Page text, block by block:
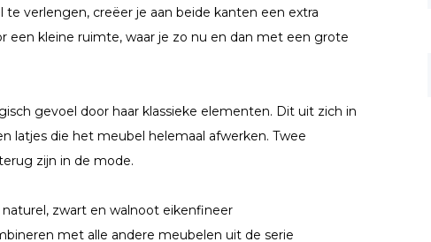
te verlengen, creëer je aan beide kanten een extra
een kleine ruimte, waar je zo nu en dan met een grote
gevoel door haar klassieke elementen. Dit uit zich in
latjes die het meubel helemaal afwerken. Twee
zijn in de mode.
zwart en walnoot eikenfineer
met alle andere meubelen uit de serie